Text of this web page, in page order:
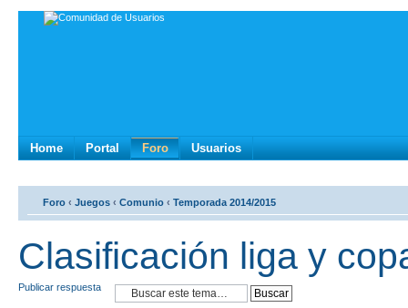
Home Portal Foro Usuarios
Foro ‹ Juegos ‹ Comunio ‹ Temporada 2014/2015
Clasificación liga y
Publicar respuesta